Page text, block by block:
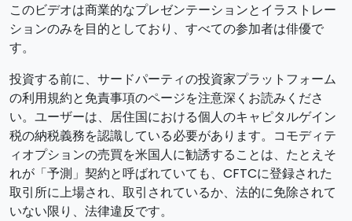
このビデオは商業的なプレゼンテーションとイラストレー
ションのみを目的としており、すべての参加者は俳優で
す。
投資する前に、サードパーティの投資家プラットフォーム
の利用規約と免責事項のページを注意深くお読みくださ
い。ユーザーは、居住国における個人のキャピタルゲイン
税の納税義務を認識している必要があります。コモディテ
ィオプションの売買を米国人に勧誘することは、たとえそ
れが「予測」契約と呼ばれていても、CFTCに登録された
取引所に上場され、取引されているか、法的に免除されて
いない限り、法律違反です。